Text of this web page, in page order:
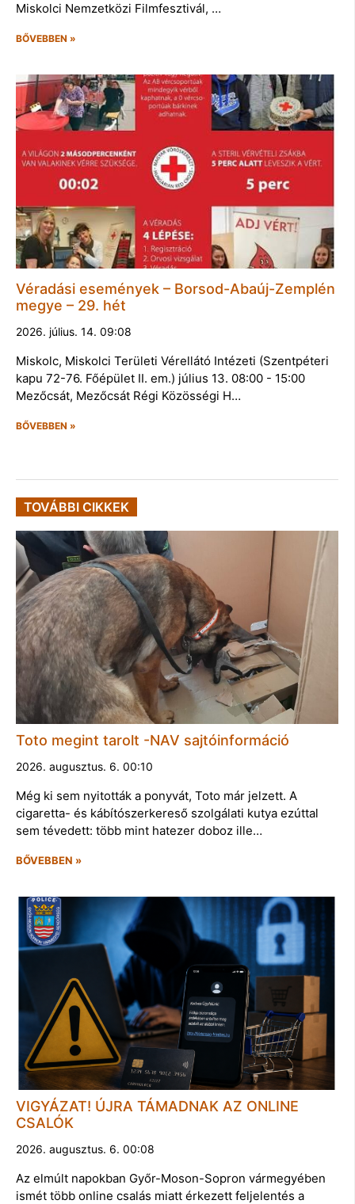
Miskolci Nemzetközi Filmfesztivál, …
BŐVEBBEN »
Véradási események – Borsod-Abaúj-Zemplén
megye – 29. hét
2026. július. 14. 09:08
Miskolc, Miskolci Területi Vérellátó Intézeti (Szentpéteri
kapu 72-76. Főépület II. em.) július 13. 08:00 - 15:00
Mezőcsát, Mezőcsát Régi Közösségi H…
BŐVEBBEN »
TOVÁBBI CIKKEK
Toto megint tarolt -NAV sajtóinformáció
2026. augusztus. 6. 00:10
Még ki sem nyitották a ponyvát, Toto már jelzett. A
cigaretta- és kábítószerkereső szolgálati kutya ezúttal
sem tévedett: több mint hatezer doboz ille…
BŐVEBBEN »
VIGYÁZAT! ÚJRA TÁMADNAK AZ ONLINE
CSALÓK
2026. augusztus. 6. 00:08
Az elmúlt napokban Győr-Moson-Sopron vármegyében
ismét több online csalás miatt érkezett feljelentés a